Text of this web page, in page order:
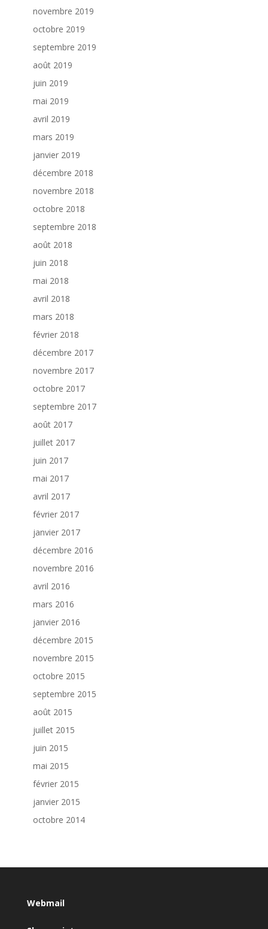
novembre 2019
octobre 2019
septembre 2019
août 2019
juin 2019
mai 2019
avril 2019
mars 2019
janvier 2019
décembre 2018
novembre 2018
octobre 2018
septembre 2018
août 2018
juin 2018
mai 2018
avril 2018
mars 2018
février 2018
décembre 2017
novembre 2017
octobre 2017
septembre 2017
août 2017
juillet 2017
juin 2017
mai 2017
avril 2017
février 2017
janvier 2017
décembre 2016
novembre 2016
avril 2016
mars 2016
janvier 2016
décembre 2015
novembre 2015
octobre 2015
septembre 2015
août 2015
juillet 2015
juin 2015
mai 2015
février 2015
janvier 2015
octobre 2014
Webmail